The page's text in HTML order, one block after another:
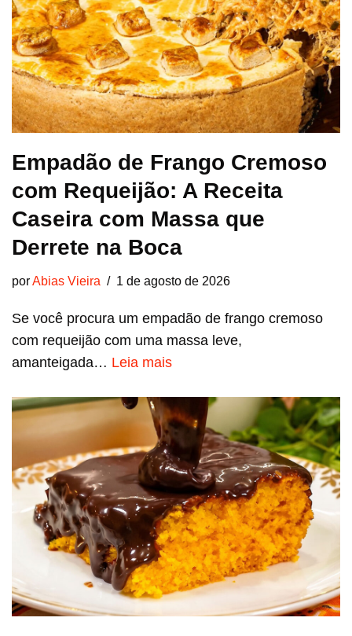
Empadão de Frango Cremoso
com Requeijão: A Receita
Caseira com Massa que
Derrete na Boca
porAbias Vieira 1 de agosto de 2026
Se você procura um empadão de frango cremoso
com requeijão com uma massa leve,
amanteigada… Leia mais